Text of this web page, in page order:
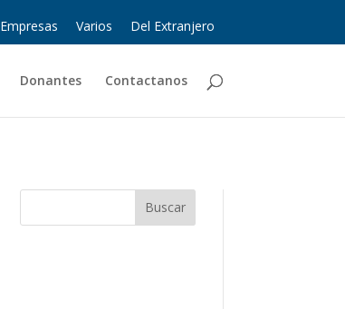
Empresas Varios Del Extranjero
Donantes Contactanos